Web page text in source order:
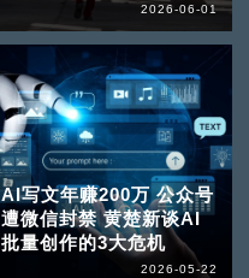
2026-06-01
AI写文年赚200万 公众号
遭微信封禁 黄楚新谈AI
批量创作的3大危机
2026-05-22